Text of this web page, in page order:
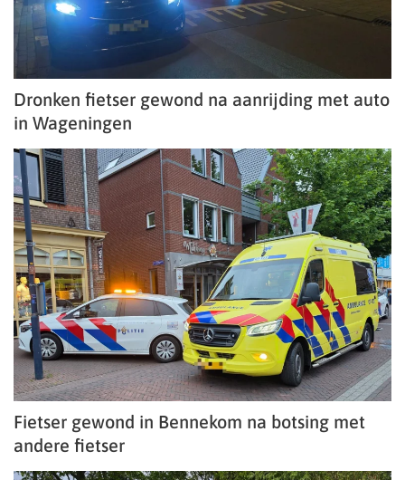
Dronken fietser gewond na aanrijding met auto
in Wageningen
Fietser gewond in Bennekom na botsing met
andere fietser